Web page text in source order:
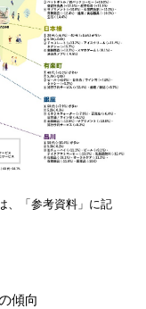
、「参考資料」に記
傾向